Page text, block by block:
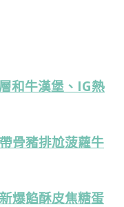
和牛漢堡、IG熱
骨豬排尬菠蘿牛
爆餡酥皮焦糖蛋